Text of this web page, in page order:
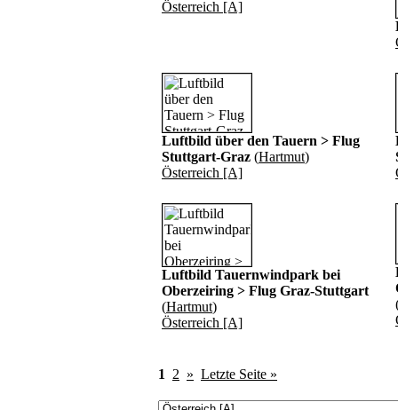
Österreich [A]
Luftbild über den Tauern > Flug
Stuttgart-Graz (Hartmut)
Österreich [A]
Luftbild Tauernwindpark bei
Oberzeiring > Flug Graz-Stuttgart
(Hartmut)
Österreich [A]
1 2 » Letzte Seite »